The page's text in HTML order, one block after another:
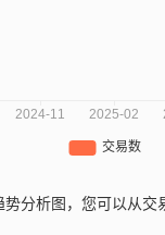
势分析图，您可以从